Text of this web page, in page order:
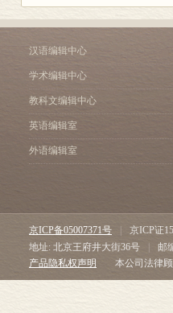
汉语编辑中心
学术编辑中心
教科文编辑中心
英语编辑室
外语编辑室
京ICP备05007371号 京ICP证
地址: 北京王府井大街36号
邮
产品隐私权声明
本公司法律